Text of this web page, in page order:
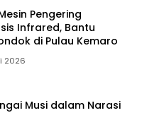
Pengering
Infrared, Bantu
di Pulau Kemaro
2026
Musi dalam Narasi